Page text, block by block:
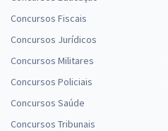
Concursos Fiscais
Concursos Jurídicos
Concursos Militares
Concursos Policiais
Concursos Saúde
Concursos Tribunais